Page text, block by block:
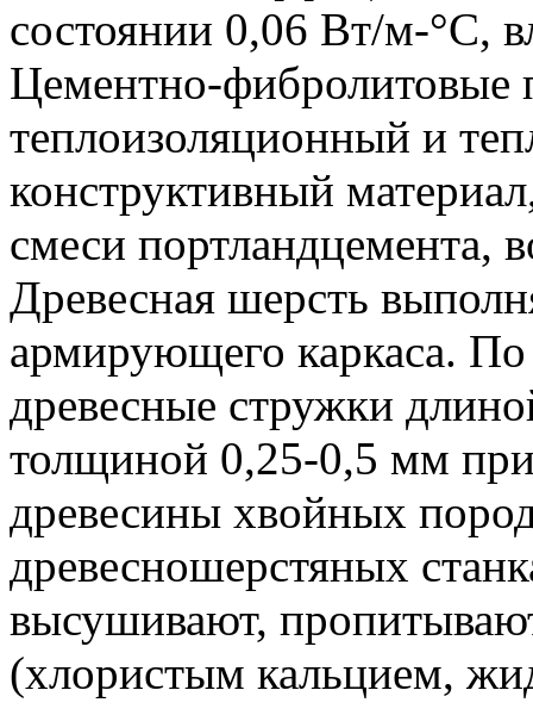
состоянии 0,06 Вт/м-°С,
Цементно-фибролитовые
теплоизоляционный и
конструктивный
смеси портландцемента,
Древесная шерсть
армирующего каркаса.
древесные стружки
толщиной 0,25-0,5 мм
древесины хвойных
древесношерстяных
высушивают,
(хлористым кальцием,